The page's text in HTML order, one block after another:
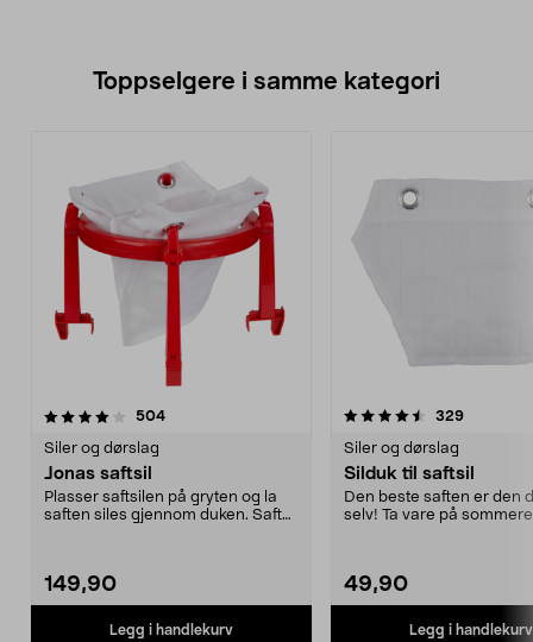
Toppselgere i samme kategori
504anmeldelser
Siler og dørslag
Jonas saftsil
Plasser saftsilen på gryten og la
saften siles gjennom duken. Saftsil
149,90
Legg i handlekurv
4.5 av 5 stjerner 329
Siler og dørslag
Silduk til saftsil
Den beste saften er den
selv! Ta vare på
49,90
Legg i handlekurv
4.5 av 5 stjerner